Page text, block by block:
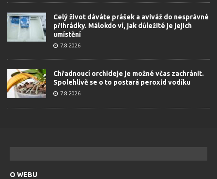
Celý život dáváte prášek a aviváž do nesprávné
přihrádky. Málokdo ví, jak důležité je jejich
umístění
7.8.2026
Chřadnoucí orchideje je možné včas zachránit.
Spolehlivě se o to postará peroxid vodíku
7.8.2026
O WEBU